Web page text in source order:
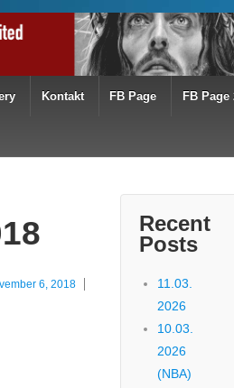
Kontakt FB Page FB Page
6, 2018
Recent
Posts
11.03.
2026
10.03.
2026
(NBA)